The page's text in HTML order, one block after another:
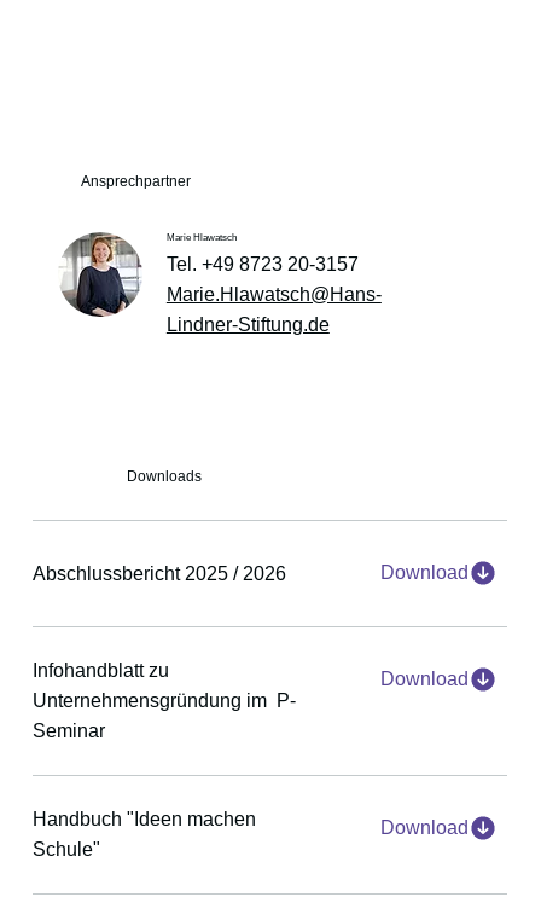
Downloads
Abschlussbericht 2025 / 2026 Download
Infohandblatt zu
Unternehmensgründung im P-
Seminar
Download
Handbuch "Ideen machen
Schule"
Download
Ansprechpartner
Marie Hlawatsch
Tel. +49 8723 20-3157
Marie.Hlawatsch@Hans-
Lindner-Stiftung.de